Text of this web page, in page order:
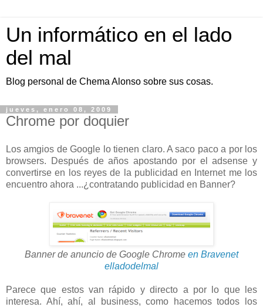
Un informático en el lado
del mal
Blog personal de Chema Alonso sobre sus cosas.
jueves, enero 08, 2009
Chrome por doquier
Los amgios de Google lo tienen claro. A saco paco a por los
browsers. Después de años apostando por el adsense y
convertirse en los reyes de la publicidad en Internet me los
encuentro ahora ...¿contratando publicidad en Banner?
Banner de anuncio de Google Chrome en Bravenet
elladodelmal
Parece que estos van rápido y directo a por lo que les
interesa. Ahí, ahí, al business, como hacemos todos los